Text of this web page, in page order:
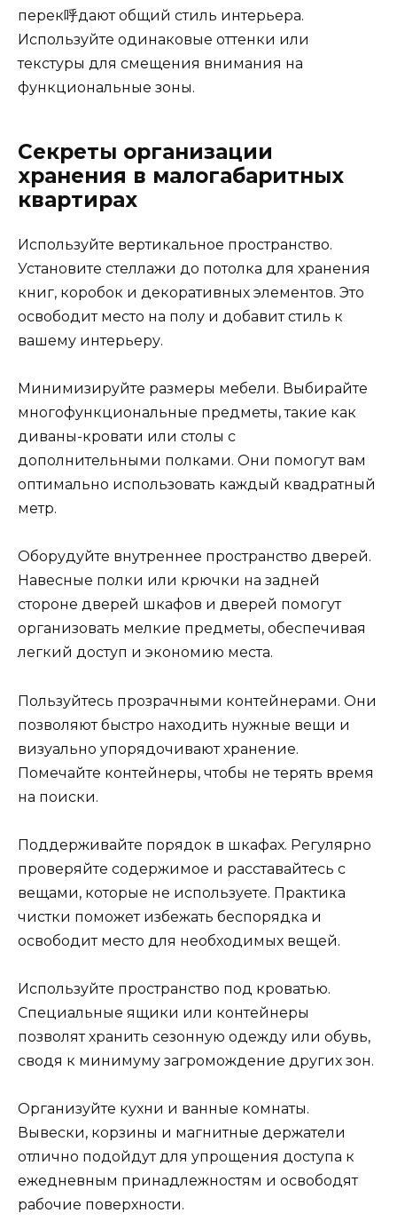
перек呼дают общий стиль интерьера.
Используйте одинаковые оттенки или
текстуры для смещения внимания на
функциональные зоны.
Секреты организации
хранения в малогабаритных
квартирах
Используйте вертикальное пространство.
Установите стеллажи до потолка для хранения
книг, коробок и декоративных элементов. Это
освободит место на полу и добавит стиль к
вашему интерьеру.
Минимизируйте размеры мебели. Выбирайте
многофункциональные предметы, такие как
диваны-кровати или столы с
дополнительными полками. Они помогут вам
оптимально использовать каждый квадратный
метр.
Оборудуйте внутреннее пространство дверей.
Навесные полки или крючки на задней
стороне дверей шкафов и дверей помогут
организовать мелкие предметы, обеспечивая
легкий доступ и экономию места.
Пользуйтесь прозрачными контейнерами. Они
позволяют быстро находить нужные вещи и
визуально упорядочивают хранение.
Помечайте контейнеры, чтобы не терять время
на поиски.
Поддерживайте порядок в шкафах. Регулярно
проверяйте содержимое и расставайтесь с
вещами, которые не используете. Практика
чистки поможет избежать беспорядка и
освободит место для необходимых вещей.
Используйте пространство под кроватью.
Специальные ящики или контейнеры
позволят хранить сезонную одежду или обувь,
сводя к минимуму загромождение других зон.
Организуйте кухни и ванные комнаты.
Вывески, корзины и магнитные держатели
отлично подойдут для упрощения доступа к
ежедневным принадлежностям и освободят
рабочие поверхности.